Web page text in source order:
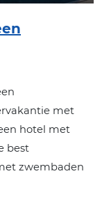
met
hotel met
best
zwembaden